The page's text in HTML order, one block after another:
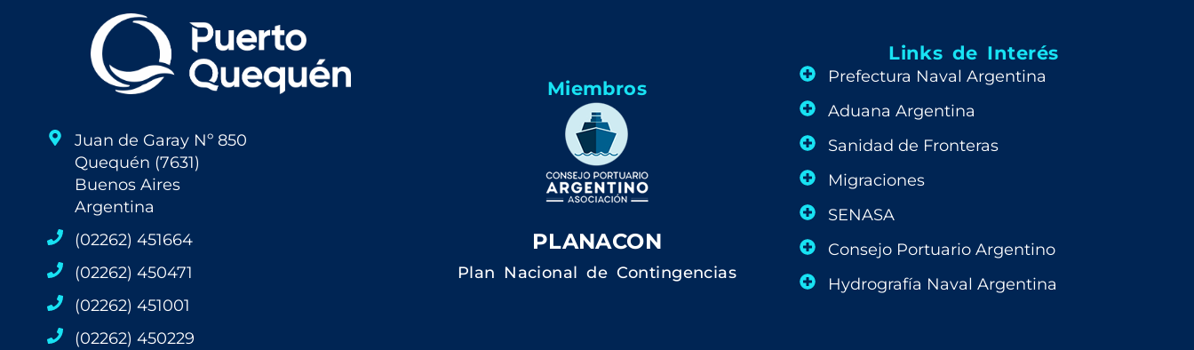
Juan de Garay Nº 850
Quequén (7631)
Buenos Aires
Argentina
(02262) 451664
(02262) 450471
(02262) 451001
(02262) 450229
Miembros
PLANACON
Plan Nacional de Contingencias
Links de Interés
Prefectura Naval Argentina
Aduana Argentina
Sanidad de Fronteras
Migraciones
SENASA
Consejo Portuario Argentino
Hydrografía Naval Argentina